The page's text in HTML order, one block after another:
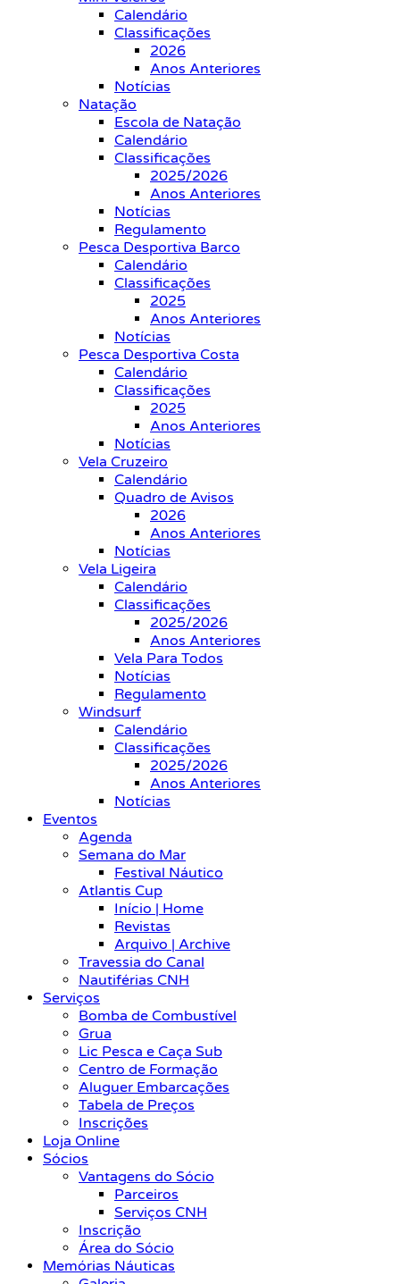
Calendário
Classificações
2026
Anos Anteriores
Notícias
Natação
Escola de Natação
Calendário
Classificações
2025/2026
Anos Anteriores
Notícias
Regulamento
Pesca Desportiva Barco
Calendário
Classificações
2025
Anos Anteriores
Notícias
Pesca Desportiva Costa
Calendário
Classificações
2025
Anos Anteriores
Notícias
Vela Cruzeiro
Calendário
Quadro de Avisos
2026
Anos Anteriores
Notícias
Vela Ligeira
Calendário
Classificações
2025/2026
Anos Anteriores
Vela Para Todos
Notícias
Regulamento
Windsurf
Calendário
Classificações
2025/2026
Anos Anteriores
Notícias
Eventos
Agenda
Semana do Mar
Festival Náutico
Atlantis Cup
Início | Home
Revistas
Arquivo | Archive
Travessia do Canal
Nautiférias CNH
Serviços
Bomba de Combustível
Grua
Lic Pesca e Caça Sub
Centro de Formação
Aluguer Embarcações
Tabela de Preços
Inscrições
Loja Online
Sócios
Vantagens do Sócio
Parceiros
Serviços CNH
Inscrição
Área do Sócio
Memórias Náuticas